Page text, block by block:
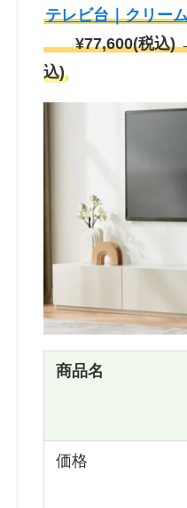
テレビ台｜クリー
¥77,600(税込)
込)
商品名
価格